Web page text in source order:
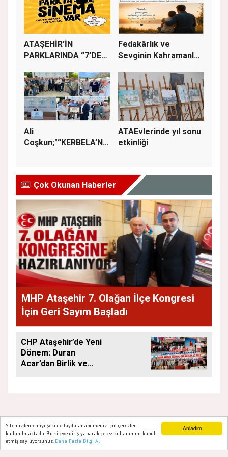
Anladım
Sitemizden en iyi şekilde faydalanabilmeniz için çerezler
kullanılmaktadır. Bu siteye giriş yaparak çerez kullanımını kabul
etmiş sayılıyorsunuz. Daha Fazla Bilgi Al
ATAŞEHİR’İN
PARKLARINDA “7’DEN
Fedakârlık ve
Sevginin Kahramanları
Ali
Coşkun;"“KERBELA’NIN
HA...
ATAEvlerinde yıl sonu
etkinliği
Çok Okunan Haberler
MHP Ataşehir 7. Olağan İlçe Kongresi
İçin Geri Sayım Başladı
CHP Ataşehir’de Yeni
Dönem: Duran
Acar’dan Birlik ve
GAZETE ATAŞEHIR 2020
Yazılım |
Ana Sayfa Web TV